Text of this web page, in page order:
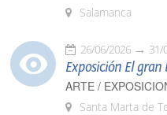
Salamanca
26/06/2026 31/
Exposición El gran
ARTE /
Santa Marta de